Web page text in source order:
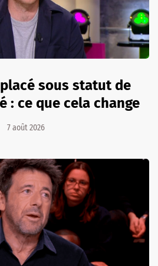
sous statut de
: ce que cela change
7 août 2026